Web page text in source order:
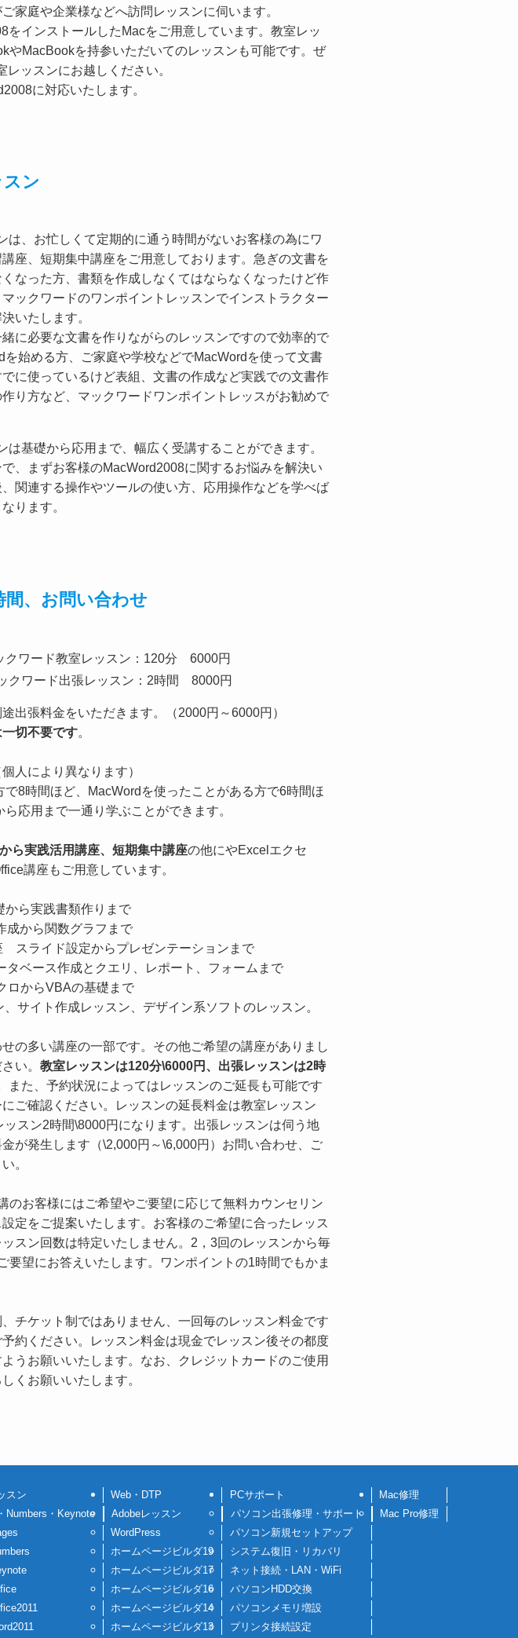
家庭や企業様などへ訪問レッスンに伺います。
をインストールしたMacをご用意しています。教室レッ
やMacBookを持参いただいてのレッスンも可能です。ぜ
レッスンにお越しください。
に対応いたします。
ン
は、お忙しくて定期的に通う時間がないお客様の為にワ
座、短期集中講座をご用意しております。急ぎの文書を
なった方、書類を作成しなくてはならなくなったけど作
ックワードのワンポイントレッスンでインストラクター
いたします。
に必要な文書を作りながらのレッスンですので効率的で
を始める方、ご家庭や学校などでMacWordを使って文書
に使っているけど表組、文書の作成など実践での文書作
り方など、マックワードワンポイントレッスがお勧めで
は基礎から応用まで、幅広く受講することができます。
、まずお客様のMacWord2008に関するお悩みを解決い
関連する操作やツールの使い方、応用操作などを学べば
ります。
、お問い合わせ
クワード教室レッスン：120分 6000円
クワード出張レッスン：2時間 8000円
出張料金をいただきます。（2000円～6000円）
切不要です。
人により異なります）
で8時間ほど、MacWordを使ったことがある方で6時間ほ
応用まで一通り学ぶことができます。
ら実践活用講座、短期集中講座の他にやExcelエクセ
講座もご用意しています。
ら実践書類作りまで
から関数グラフまで
スライド設定からプレゼンテーションまで
タベース作成とクエリ、レポート、フォームまで
からVBAの基礎まで
サイト作成レッスン、デザイン系ソフトのレッスン。
せの多い講座の一部です。その他ご希望の講座がありまし
い。教室レッスンは120分\6000円、出張レッスンは2時
また、予約状況によってはレッスンのご延長も可能です
ご確認ください。レッスンの延長料金は教室レッスン
ッスン2時間\8000円になります。出張レッスンは伺う地
が発生します（\2,000円～\6,000円）お問い合わせ、ご
。
のお客様にはご希望やご要望に応じて無料カウンセリン
定をご提案いたします。お客様のご希望に合ったレッス
スン回数は特定いたしません。2，3回のレッスンから毎
要望にお答えいたします。ワンポイントの1時間でもかま
チケット制ではありません、一回毎のレッスン料金です
約ください。レッスン料金は現金でレッスン後その都度
うお願いいたします。なお、クレジットカードのご使用
くお願いいたします。
スン
Numbers・Keynote
Web・DTP
Adobeレッスン
WordPress
ホームページビルダ19
ホームページビルダ17
ホームページビルダ16
ホームページビルダ14
ホームページビルダ13
PCサポート
パソコン出張修理・サポート
パソコン新規セットアップ
システム復旧・リカバリ
ネット接続・LAN・WiFi
パソコンHDD交換
パソコンメモリ増設
プリンタ接続設定
Mac修理
Mac Pro修理